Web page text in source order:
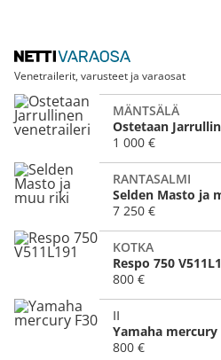
Venetrailerit, varusteet ja varaosat
MÄNTSÄLÄ
Ostetaan
1 000 €
RANTASALMI
Selden Masto ja
7 250 €
KOTKA
Respo 750
800 €
II
Yamaha mercury
800 €